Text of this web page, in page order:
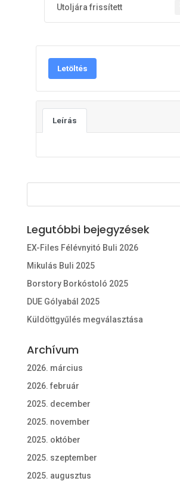
Utoljára frissített
Letöltés
Leírás
Legutóbbi bejegyzések
EX-Files Félévnyitó Buli 2026
Mikulás Buli 2025
Borstory Borkóstoló 2025
DUE Gólyabál 2025
Küldöttgyűlés megválasztása
Archívum
2026. március
2026. február
2025. december
2025. november
2025. október
2025. szeptember
2025. augusztus